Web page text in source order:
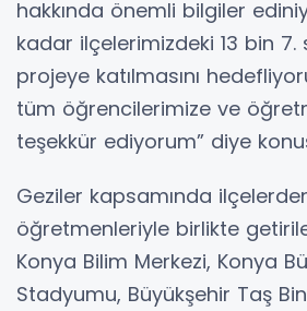
hakkında önemli bilgiler
kadar ilçelerimizdeki 13 bin 7.
projeye katılmasını
tüm öğrencilerimize ve
teşekkür ediyorum” diye
Geziler kapsamında
öğretmenleriyle birlikte
Konya Bilim Merkezi, Konya
Stadyumu, Büyükşehir Taş